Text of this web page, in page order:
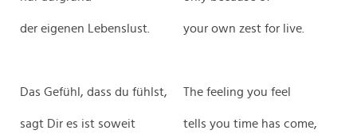
der eigenen Lebenslust.
Das Gefühl, dass du fühlst,
sagt Dir es ist soweit
your own zest for live.
The feeling you feel
tells you time has come,